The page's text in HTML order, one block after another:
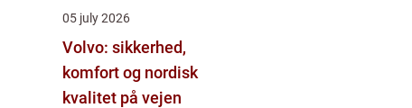
05 july 2026
Volvo: sikkerhed,
komfort og nordisk
kvalitet på vejen